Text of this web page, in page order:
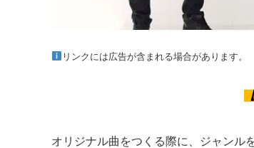
リンクには広告が含まれる場合があります。
オリジナル曲をつくる際に、ジャンル